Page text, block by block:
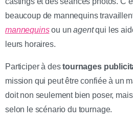
beaucoup de mannequins
mannequinsou unagentqui les
leurs horaires.
Participer à destournages
mission qui peut être confiée à un
doit non seulement bien poser,
selon le scénario du tournage.